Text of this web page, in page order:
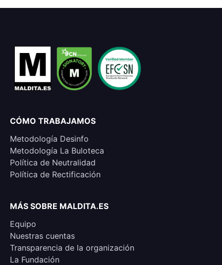
CÓMO TRABAJAMOS
Metodología Desinfo
Metodología La Buloteca
Política de Neutralidad
Política de Rectificación
MÁS SOBRE MALDITA.ES
Equipo
Nuestras cuentas
Transparencia de la organización
La Fundación